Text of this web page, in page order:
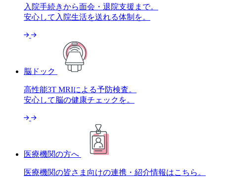
入院手続きから面会・退院支援まで。
安心して入院生活を送れる体制を。
脳ドック
高性能3T MRIによる予防検査。
安心して脳の健康チェックを。
医療機関の方へ
医療機関の皆さま向けの連携・ 紹介情報はこちら。